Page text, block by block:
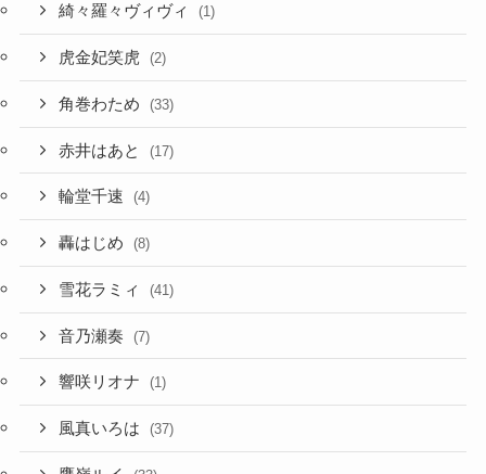
綺々羅々ヴィヴィ (1)
虎金妃笑虎 (2)
角巻わため (33)
赤井はあと (17)
輪堂千速 (4)
轟はじめ (8)
雪花ラミィ (41)
音乃瀬奏 (7)
響咲リオナ (1)
風真いろは (37)